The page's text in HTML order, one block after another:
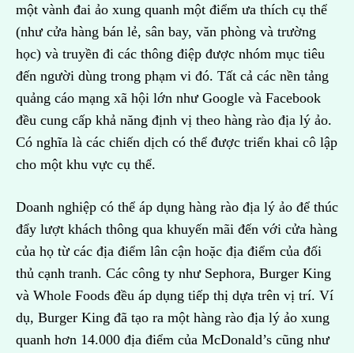
một vành đai ảo xung quanh một điểm ưa thích cụ thể
(như cửa hàng bán lẻ, sân bay, văn phòng và trường
học) và truyền đi các thông điệp được nhóm mục tiêu
đến người dùng trong phạm vi đó. Tất cả các nền tảng
quảng cáo mạng xã hội lớn như Google và Facebook
đều cung cấp khả năng định vị theo hàng rào địa lý ảo.
Có nghĩa là các chiến dịch có thể được triển khai cô lập
cho một khu vực cụ thể.
Doanh nghiệp có thể áp dụng hàng rào địa lý ảo để thúc
đẩy lượt khách thông qua khuyến mãi đến với cửa hàng
của họ từ các địa điểm lân cận hoặc địa điểm của đối
thủ cạnh tranh. Các công ty như Sephora, Burger King
và Whole Foods đều áp dụng tiếp thị dựa trên vị trí. Ví
dụ, Burger King đã tạo ra một hàng rào địa lý ảo xung
quanh hơn 14.000 địa điểm của McDonald’s cũng như